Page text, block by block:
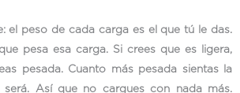
el peso de cada carga es el que tú le das.
pesa esa carga. Si crees que es ligera,
pesada. Cuanto más pesada sientas la
será. Así que no cargues con nada más.